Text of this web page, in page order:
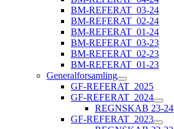
BM-REFERAT_03-24
BM-REFERAT_02-24
BM-REFERAT_01-24
BM-REFERAT_03-23
BM-REFERAT_02-23
BM-REFERAT_01-23
Generalforsamling
GF-REFERAT_2025
GF-REFERAT_2024
REGNSKAB 23-24
GF-REFERAT_2023